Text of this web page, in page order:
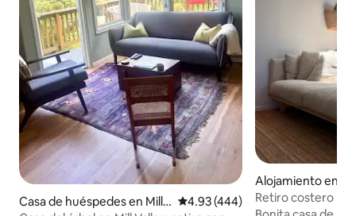
Casa de huéspedes en Mill
Calificación promedio: 4.93 de
4.93 (444)
Alojamiento en
Retiro costero